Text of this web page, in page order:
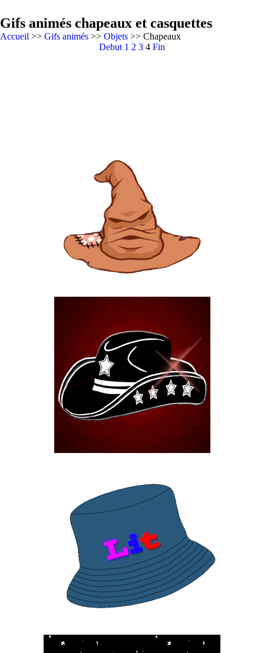
Gifs animés chapeaux et casquettes
Accueil >> Gifs animés >> Objets >> Chapeaux
Debut 1 2 3 4 Fin